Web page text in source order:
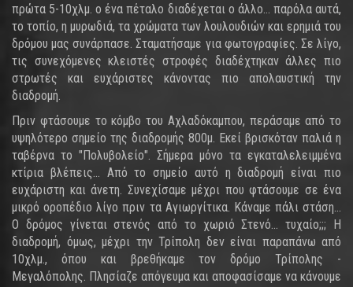
πρώτα 5-10χλμ. ο ένα πέταλο διαδέχεται ο άλλο... παρόλα αυτά,
το τοπίο, η μυρωδιά, τα χρώματα των λουλουδιών και ερημιά του
δρόμου μας συνάρπασε. Σταματήσαμε για φωτογραφίες. Σε λίγο,
τις συνεχόμενες κλειστές στροφές διαδέχτηκαν άλλες πιο
στρωτές και ευχάριστες κάνοντας πιο απολαυστική την
διαδρομή.
Πριν φτάσουμε το κόμβο του Αχλαδόκαμπου, περάσαμε από το
υψηλότερο σημείο της διαδρομής 800μ. Εκεί βρισκόταν παλιά η
ταβέρνα το "Πολυβολείο". Σήμερα μόνο τα εγκαταλελειμμένα
κτίρια βλέπεις... Από το σημείο αυτό η διαδρομή είναι πιο
ευχάριστη και άνετη. Συνεχίσαμε μέχρι που φτάσουμε σε ένα
μικρό οροπέδιο λίγο πριν τα Αγιωργίτικα. Κάναμε πάλι στάση...
Ο δρόμος γίνεται στενός από το χωριό Στενό... τυχαίο;;; Η
διαδρομή, όμως, μέχρι την Τρίπολη δεν είναι παραπάνω από
10χλμ., όπου και βρεθήκαμε τον δρόμο Τρίπολης -
Μεγαλόπολης. Πλησίαζε απόγευμα και αποφασίσαμε να κάνουμε